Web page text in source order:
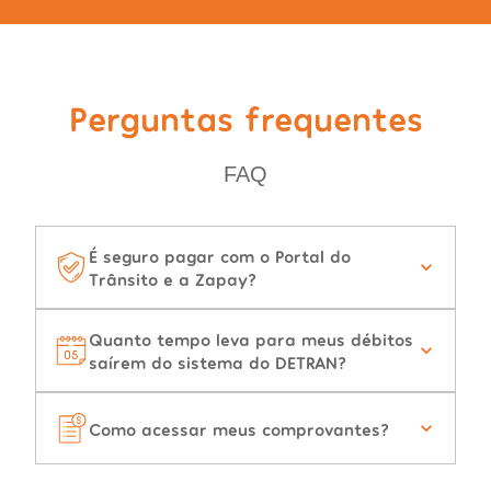
Perguntas frequentes
FAQ
É seguro pagar com o Portal do
Trânsito e a Zapay?
Quanto tempo leva para meus débitos
saírem do sistema do DETRAN?
Como acessar meus comprovantes?